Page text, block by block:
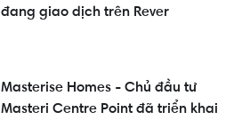
đang giao dịch trên Rever
Masterise Homes - Chủ đầu tư
Masteri Centre Point đã triển khai